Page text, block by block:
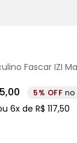
Fascar IZI
,00 5% no
6x de R$ 117,50